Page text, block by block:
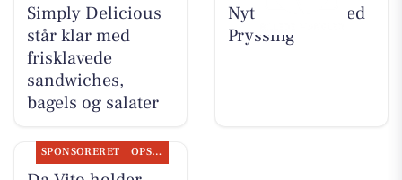
Simply Delicious
står klar med
frisklavede
sandwiches,
bagels og salater
Nyt fra Guldsmed
Pryssing
SPONSORERET OPSLAGSTAVLEN